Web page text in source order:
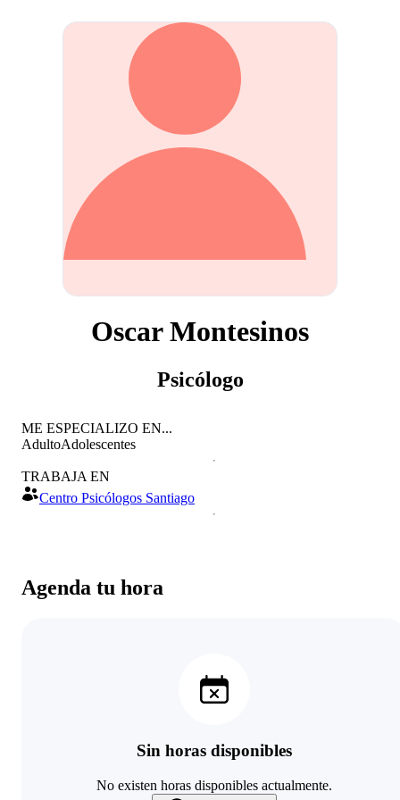
Oscar Montesinos
Psicólogo
Agenda tu hora
Sin horas disponibles
No existen horas disponibles actualmente.
ME ESPECIALIZO EN...
AdultoAdolescentes
TRABAJA EN
Centro Psicólogos Santiago